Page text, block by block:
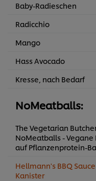
Baby-Radieschen
Radicchio
Mango
Hass Avocado
Kresse, nach Bedarf
NoMeatballs:
The Vegetarian
NoMeatballs -
auf Pflanzenprotein-
Hellmann's BBQ
Kanister